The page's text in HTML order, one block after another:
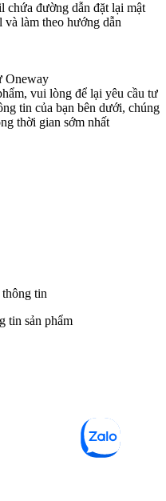
chứa đường dẫn đặt lại mật
làm theo hướng dẫn
Oneway
vui lòng để lại yêu cầu tư
tin của bạn bên dưới, chúng
thời gian sớm nhất
tin
tin sản phẩm